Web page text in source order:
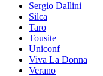
Sergio Dallini
Silca
Taro
Tousite
Uniconf
Viva La Donna
Verano